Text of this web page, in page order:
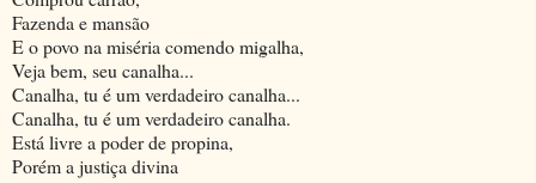
Fazenda e mansão
E o povo na miséria comendo migalha,
Veja bem, seu canalha...
Canalha, tu é um verdadeiro canalha...
Canalha, tu é um verdadeiro canalha.
Está livre a poder de propina,
Porém a justiça divina